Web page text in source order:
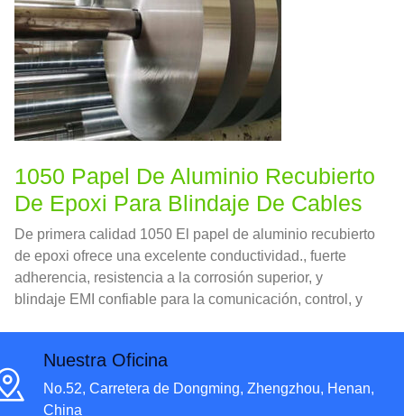
1050 Papel De Aluminio Recubierto
De Epoxi Para Blindaje De Cables
De primera calidad 1050 El papel de aluminio recubierto
de epoxi ofrece una excelente conductividad., fuerte
adherencia, resistencia a la corrosión superior, y
blindaje EMI confiable para la comunicación, control, y
Nuestra Oficina
No.52, Carretera de Dongming, Zhengzhou, Henan,
China